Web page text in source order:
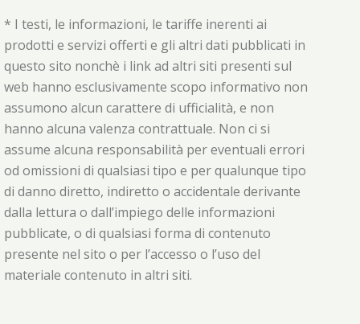
* I testi, le informazioni, le tariffe inerenti ai
prodotti e servizi offerti e gli altri dati pubblicati in
questo sito nonchè i link ad altri siti presenti sul
web hanno esclusivamente scopo informativo non
assumono alcun carattere di ufficialità, e non
hanno alcuna valenza contrattuale. Non ci si
assume alcuna responsabilità per eventuali errori
od omissioni di qualsiasi tipo e per qualunque tipo
di danno diretto, indiretto o accidentale derivante
dalla lettura o dall’impiego delle informazioni
pubblicate, o di qualsiasi forma di contenuto
presente nel sito o per l’accesso o l’uso del
materiale contenuto in altri siti.